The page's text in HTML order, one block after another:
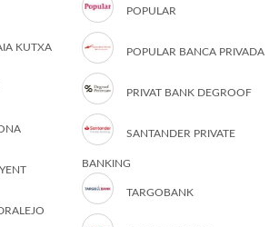
KUTXA
POPULAR
POPULAR BANCA PRIVADA
PRIVAT BANK DEGROOF
SANTANDER PRIVATE
BANKING
TARGOBANK